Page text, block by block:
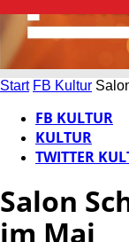
Start FB Kultur
FB KULTUR
KULTUR
TWITTER
Salon
im Mai